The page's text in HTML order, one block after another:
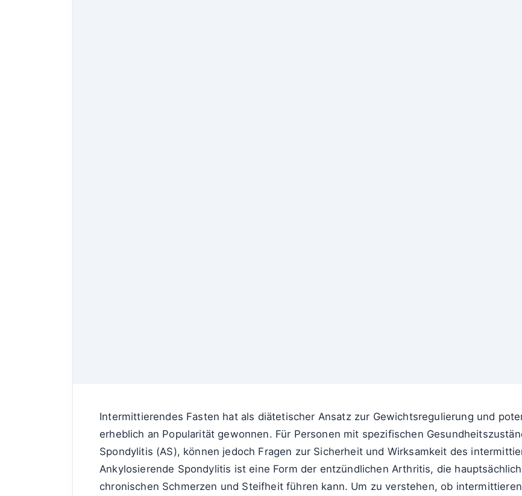
Intermittierendes Fasten hat als diätetischer Ansatz zur Gewichtsregulierung und
erheblich an Popularität gewonnen. Für Personen mit spezifischen
Spondylitis (AS), können jedoch Fragen zur Sicherheit und Wirksamkeit des
Ankylosierende Spondylitis ist eine Form der entzündlichen Arthritis, die
chronischen Schmerzen und Steifheit führen kann. Um zu verstehen, ob